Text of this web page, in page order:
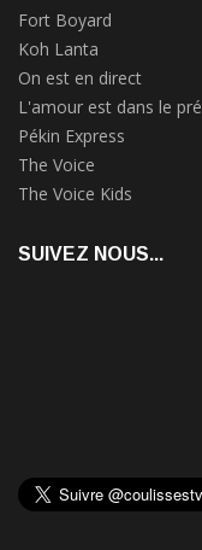
Fort Boyard
Koh Lanta
On est en direct
L'amour est dans le pré
Pékin Express
The Voice
The Voice Kids
SUIVEZ NOUS...